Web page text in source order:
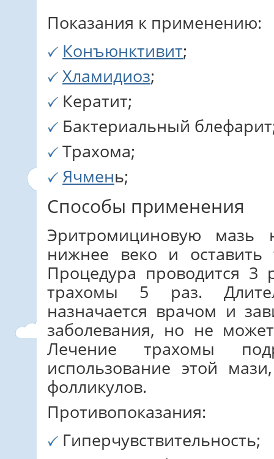
Показания к применению:
Конъюнктивит;
Хламидиоз;
Кератит;
Бактериальный
Трахома;
Ячмень;
Способы применения
Эритромициновую мазь
нижнее веко и
Процедура проводится
трахомы 5 раз.
назначается врачом и
заболевания, но не
Лечение трахомы
использование этой
фолликулов.
Противопоказания:
Гиперчувствительность;